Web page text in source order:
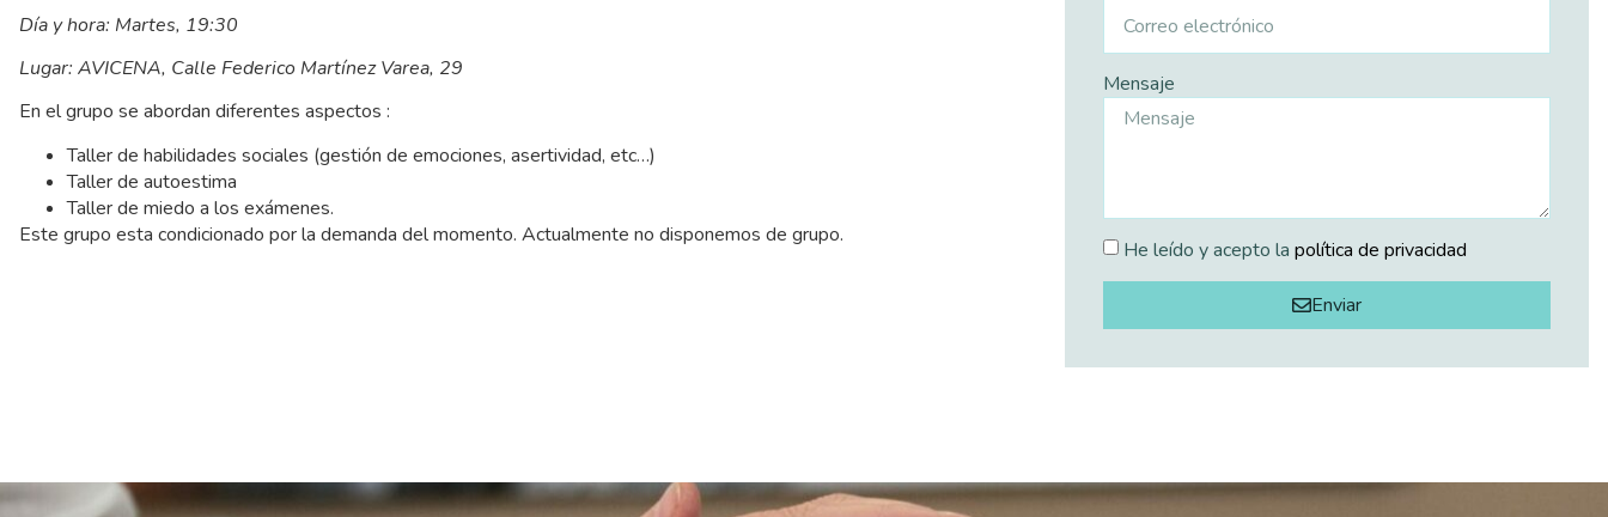
Día y hora: Martes, 19:30
Lugar: AVICENA, Calle Federico Martínez Varea, 29
En el grupo se abordan diferentes aspectos :
Taller de habilidades sociales (gestión de emociones, asertividad, etc…)
Taller de autoestima
Taller de miedo a los exámenes.
Este grupo esta condicionado por la demanda del momento. Actualmente no disponemos de grupo.
Mensaje
He leído y acepto la política de privacidad
Enviar